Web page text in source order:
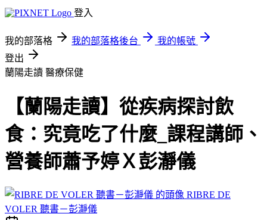
登入
我的部落格 我的部落格後台
我的帳號
登出
蘭陽走讀 醫療保健
【蘭陽走讀】從疾病探討飲
食：究竟吃了什麼_課程講師、
營養師蕭予婷Ｘ彭瀞儀
RIBRE DE
VOLER 聽書－彭瀞儀